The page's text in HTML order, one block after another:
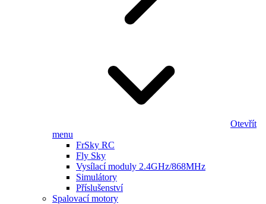
Otevřít
menu
FrSky RC
Fly Sky
Vysílací moduly 2.4GHz/868MHz
Simulátory
Příslušenství
Spalovací motory